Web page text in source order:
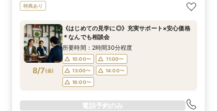
特典あり
8/7(金)
《はじめての見学に◎》充実サポート×安心価格
＊なんでも相談会
所要時間：2時間30分程度
10:00〜
11:00〜
13:00〜
14:00〜
16:00〜
電話予約のみ